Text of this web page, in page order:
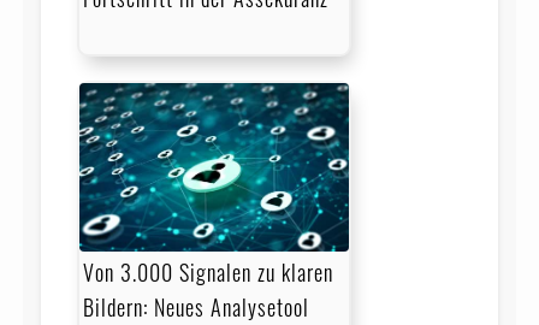
Von 3.000 Signalen zu klaren
Bildern: Neues Analysetool